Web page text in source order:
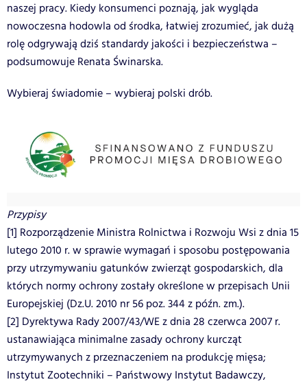
naszej pracy. Kiedy konsumenci poznają, jak wygląda
nowoczesna hodowla od środka, łatwiej zrozumieć, jak dużą
rolę odgrywają dziś standardy jakości i bezpieczeństwa –
podsumowuje Renata Świnarska.
Wybieraj świadomie – wybieraj polski drób.
Przypisy
[1] Rozporządzenie Ministra Rolnictwa i Rozwoju Wsi z dnia 15
lutego 2010 r. w sprawie wymagań i sposobu postępowania
przy utrzymywaniu gatunków zwierząt gospodarskich, dla
których normy ochrony zostały określone w przepisach Unii
Europejskiej (Dz.U. 2010 nr 56 poz. 344 z późn. zm.).
[2] Dyrektywa Rady 2007/43/WE z dnia 28 czerwca 2007 r.
ustanawiająca minimalne zasady ochrony kurcząt
utrzymywanych z przeznaczeniem na produkcję mięsa;
Instytut Zootechniki – Państwowy Instytut Badawczy,